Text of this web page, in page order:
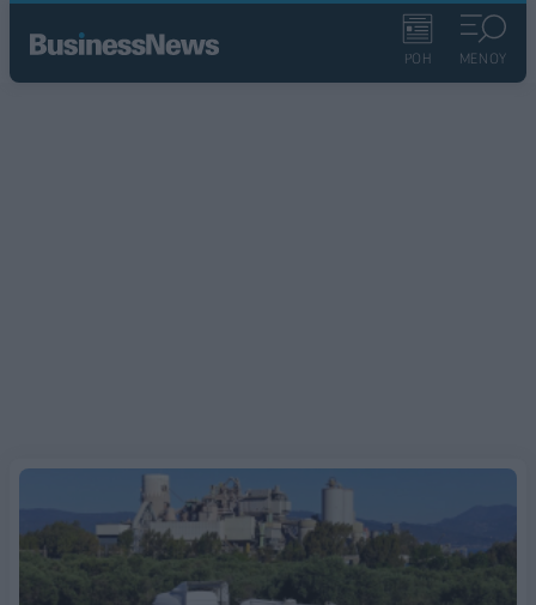
ΡΟΗ ΜΕΝΟΥ